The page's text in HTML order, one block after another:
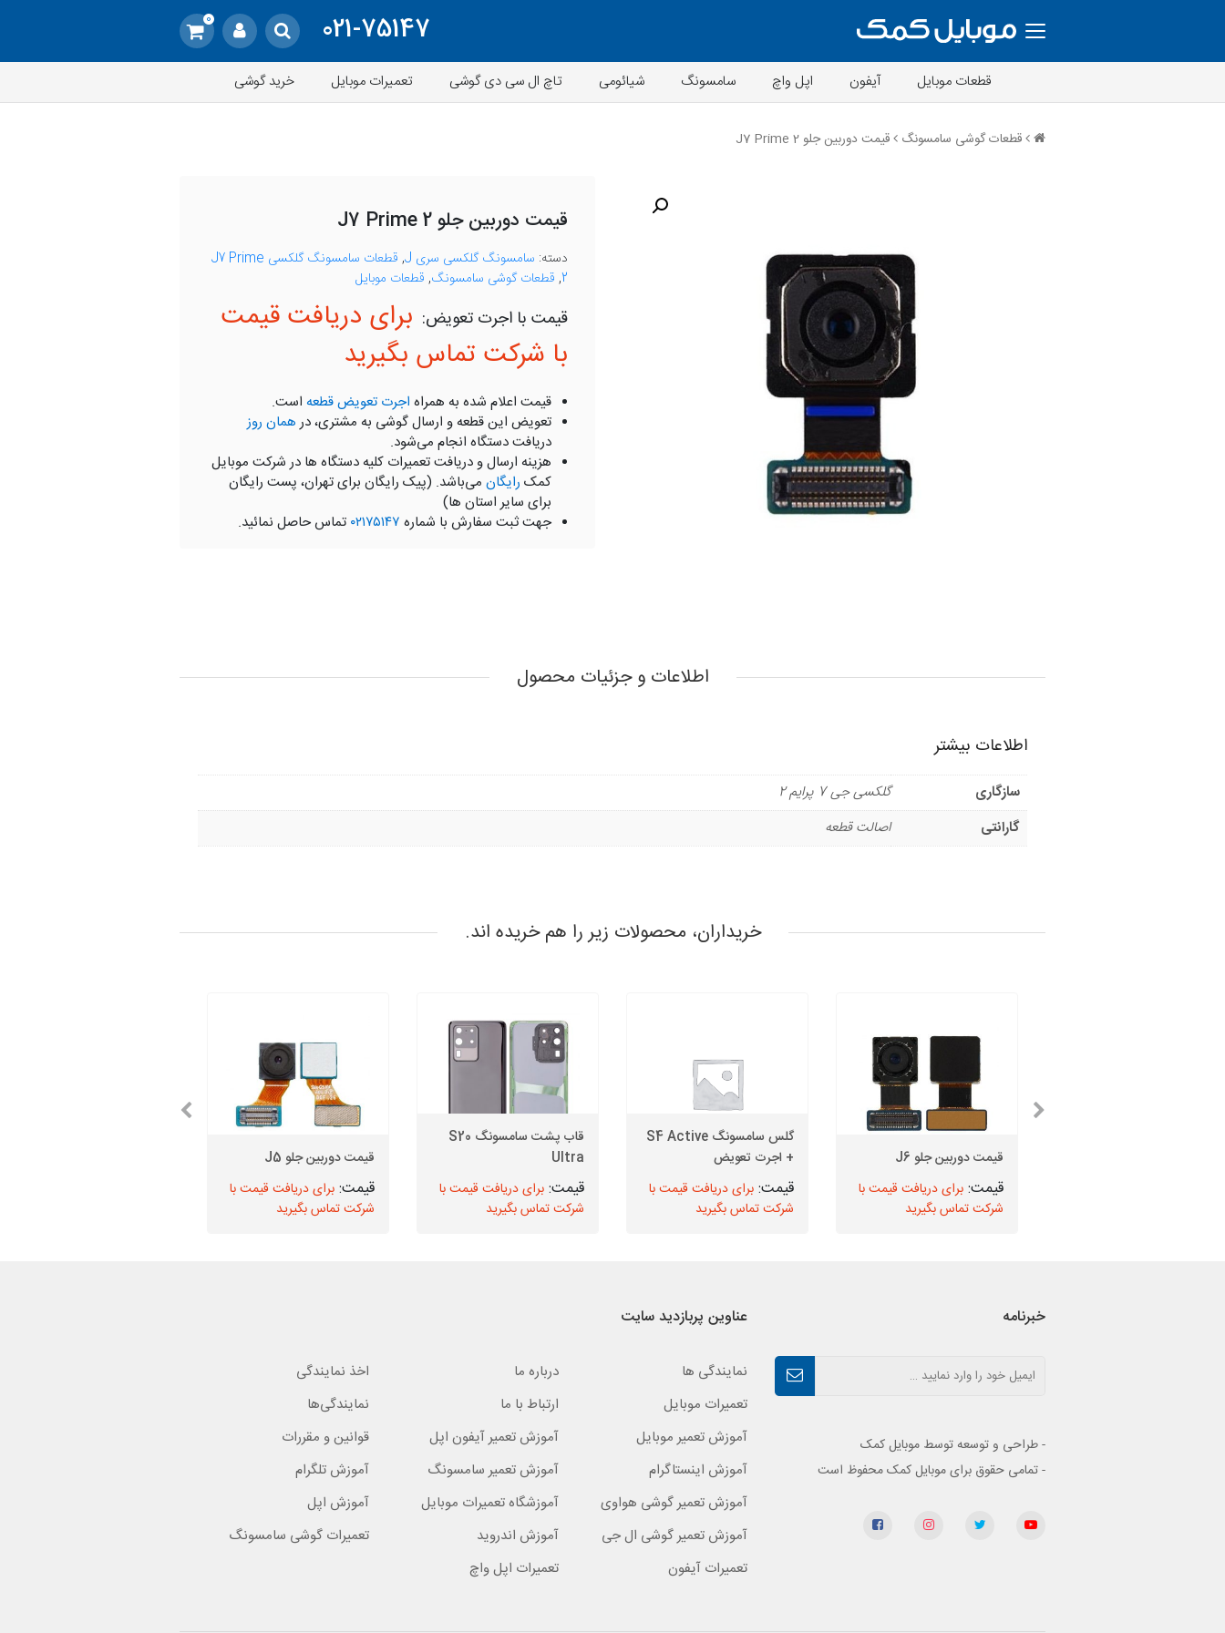
021-75147
0
قطعات موبایل آیفون اپل واچ سامسونگ شیائومی تاچ ال سی دی گوشی تعمیرات موبایل خرید گوشی
قطعات گوشی سامسونگ قیمت دوربین جلو J7 Prime 2
قیمت دوربین جلو J7 Prime 2
دسته: سامسونگ گلکسی سری J ,
قطعات سامسونگ گلکسی J7 Prime
2
, قطعات گوشی سامسونگ, قطعات موبایل
برای دریافت قیمت
با شرکت تماس بگیرید
قیمت اعلام شده به همراه اجرت تعویض قطعه است.
تعویض این قطعه و ارسال گوشی به مشتری، درهمان روز
دریافت دستگاه انجام می‌شود.
هزینه ارسال و دریافت تعمیرات کلیه دستگاه ها در شرکت موبایل
کمک رایگان می‌باشد. (پیک رایگان برای تهران، پست رایگان
برای سایر استان ها)
جهت ثبت سفارش با شماره ۰۲۱۷۵۱۴۷ تماس حاصل نمائید.
اطلاعات و جزئیات محصول
اطلاعات بیشتر
سازگاری
گلکسی جی 7 پرایم 2
گارانتی
اصالت قطعه
خریداران، محصولات زیر را هم خریده اند.
قیمت دوربین جلو J6
برای دریافت قیمت با
شرکت تماس بگیرید
گلس سامسونگ S4 Active
+ اجرت تعویض
برای دریافت قیمت با
شرکت تماس بگیرید
قاب پشت سامسونگ S20
Ultra
برای دریافت قیمت با
شرکت تماس بگیرید
قیمت دوربین جلو J5
برای دریافت قیمت با
شرکت تماس بگیرید
خبرنامه
- طراحی و توسعه توسط موبایل کمک
- تمامی حقوق برای موبایل کمک محفوظ است
عناوین پربازدید سایت
نمایندگی ها درباره ما
اخذ نمایندگی
تعمیرات موبایل
ارتباط با ما
نمایندگی‌ها
آموزش تعمیر موبایل
آموزش تعمیر آیفون اپل
قوانین و مقررات
آموزش اینستاگرام
آموزش تعمیر سامسونگ
آموزش تلگرام
آموزش تعمیر گوشی هواوی
آموزشگاه تعمیرات موبایل
آموزش اپل
آموزش تعمیر گوشی ال جی
آموزش اندروید
تعمیرات گوشی سامسونگ
تعمیرات آیفون
تعمیرات اپل واچ